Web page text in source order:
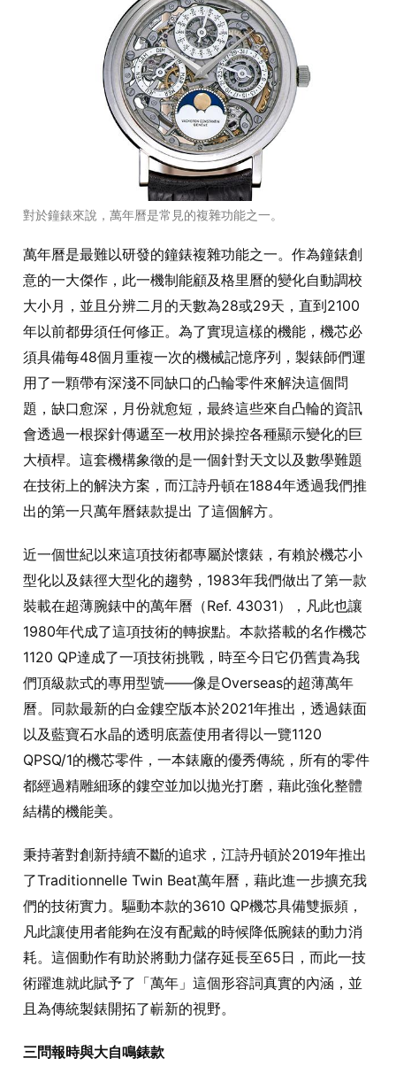
對於鐘錶來說，萬年曆是常見的複雜功能之一。
萬年曆是最難以研發的鐘錶複雜功能之一。作為鐘錶創
意的一大傑作，此一機制能顧及格里曆的變化自動調校
大小月，並且分辨二月的天數為28或29天，直到2100
年以前都毋須任何修正。為了實現這樣的機能，機芯必
須具備每48個月重複一次的機械記憶序列，製錶師們運
用了一顆帶有深淺不同缺口的凸輪零件來解決這個問
題，缺口愈深，月份就愈短，最終這些來自凸輪的資訊
會透過一根探針傳遞至一枚用於操控各種顯示變化的巨
大槓桿。這套機構象徵的是一個針對天文以及數學難題
在技術上的解決方案，而江詩丹頓在1884年透過我們推
出的第一只萬年曆錶款提出 了這個解方。
近一個世紀以來這項技術都專屬於懷錶，有賴於機芯小
型化以及錶徑大型化的趨勢，1983年我們做出了第一款
裝載在超薄腕錶中的萬年曆（Ref. 43031），凡此也讓
1980年代成了這項技術的轉捩點。本款搭載的名作機芯
1120 QP達成了一項技術挑戰，時至今日它仍舊貴為我
們頂級款式的專用型號——像是Overseas的超薄萬年
曆。同款最新的白金鏤空版本於2021年推出，透過錶面
以及藍寶石水晶的透明底蓋使用者得以一覽1120
QPSQ/1的機芯零件，一本錶廠的優秀傳統，所有的零件
都經過精雕細琢的鏤空並加以拋光打磨，藉此強化整體
結構的機能美。
秉持著對創新持續不斷的追求，江詩丹頓於2019年推出
了Traditionnelle Twin Beat萬年曆，藉此進一步擴充我
們的技術實力。驅動本款的3610 QP機芯具備雙振頻，
凡此讓使用者能夠在沒有配戴的時候降低腕錶的動力消
耗。這個動作有助於將動力儲存延長至65日，而此一技
術躍進就此賦予了「萬年」這個形容詞真實的內涵，並
且為傳統製錶開拓了嶄新的視野。
三問報時與大自鳴錶款